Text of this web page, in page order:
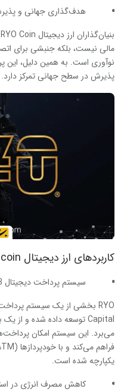
هدف‌گذاری جهانی و
مالی نیست، بلکه جنبشی برای
نوآوری است. به همین دلیل، این
پذیرش در سطح جهانی تمرکز دارد.
کاربردهای ارز دیجیتال
سیستم پرداخت دیجیتال Web3
می‌برد. این سیستم امکان
یکپارچه شده است.
کاهش مصرف انرژی در